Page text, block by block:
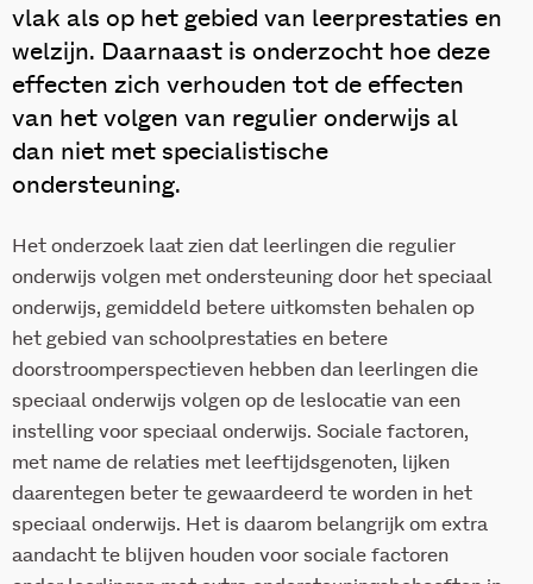
vlak als op het gebied van leerprestaties en
welzijn. Daarnaast is onderzocht hoe deze
effecten zich verhouden tot de effecten
van het volgen van regulier onderwijs al
dan niet met specialistische
ondersteuning.
Het onderzoek laat zien dat leerlingen die regulier
onderwijs volgen met ondersteuning door het speciaal
onderwijs, gemiddeld betere uitkomsten behalen op
het gebied van schoolprestaties en betere
doorstroomperspectieven hebben dan leerlingen die
speciaal onderwijs volgen op de leslocatie van een
instelling voor speciaal onderwijs. Sociale factoren,
met name de relaties met leeftijdsgenoten, lijken
daarentegen beter te gewaardeerd te worden in het
speciaal onderwijs. Het is daarom belangrijk om extra
aandacht te blijven houden voor sociale factoren